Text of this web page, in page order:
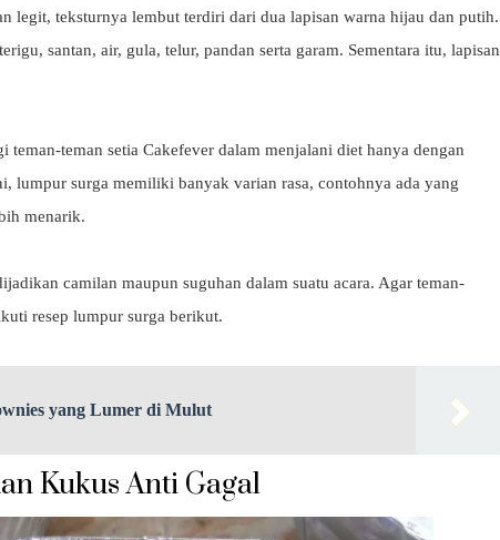
legit, teksturnya lembut terdiri dari dua lapisan warna hijau dan putih.
santan, air, gula, telur, pandan serta garam. Sementara itu, lapisan
teman setia Cakefever dalam menjalani diet hanya dengan
lumpur surga memiliki banyak varian rasa, contohnya ada yang
menarik.
camilan maupun suguhan dalam suatu acara. Agar teman-
resep lumpur surga berikut.
yang Lumer di Mulut
Kukus Anti Gagal